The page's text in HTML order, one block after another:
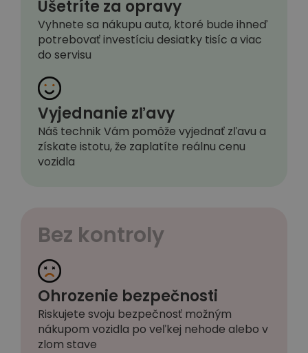
Ušetríte za opravy
Vyhnete sa nákupu auta, ktoré bude ihneď
potrebovať investíciu desiatky tisíc a viac
do servisu
Vyjednanie zľavy
Náš technik Vám pomôže vyjednať zľavu a
získate istotu, že zaplatíte reálnu cenu
vozidla
Bez kontroly
Ohrozenie bezpečnosti
Riskujete svoju bezpečnosť možným
nákupom vozidla po veľkej nehode alebo v
zlom stave